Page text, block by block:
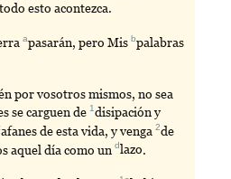
esto acontezca.
apasarán, pero Misbpalabras
por vosotros mismos, no sea
se carguen de1disipacióny
afanesde esta vida, y venga2de
aquel día como undlazo.